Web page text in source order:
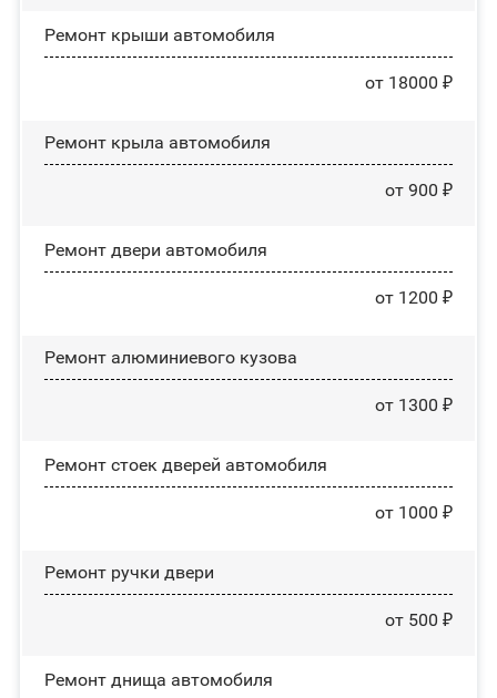
Ремонт крыши автомобиля
от 18000 ₽
Ремонт крыла автомобиля
от 900 ₽
Ремонт двери автомобиля
от 1200 ₽
Ремонт алюминиевого кузова
от 1300 ₽
Ремонт стоек дверей автомобиля
от 1000 ₽
Ремонт ручки двери
от 500 ₽
Ремонт днища автомобиля